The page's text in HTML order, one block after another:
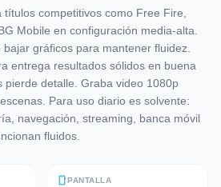
competitivos como Free Fire,
Mobile en configuración media-alta.
gráficos para mantener fluidez.
entrega resultados sólidos en buena
pierde detalle. Graba video 1080p
Para uso diario es solvente:
navegación, streaming, banca móvil
fluidos.
smartphonePANTALLA